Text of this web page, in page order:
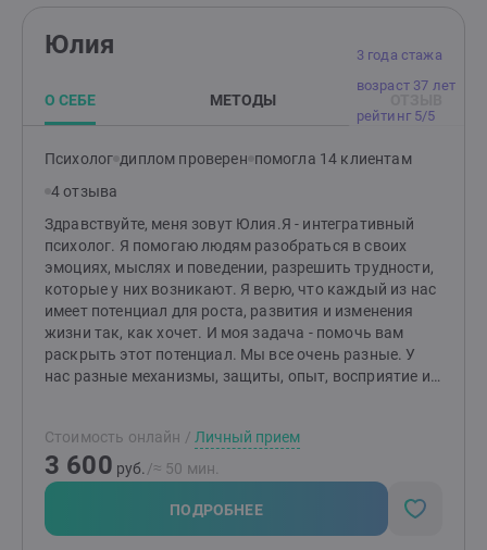
и групповой) терапии. Более 120 часов супервизий
и интервизий. Есть ситуации, в которых помощь
и поддержка нужны прямо сейчас, независимо
от праздников, даты календаря и времени суток. Моя
себя.Консультирую русскоязычных с разных стран
Работаю как в очном режиме, так и с видео связью
в разных мессенджерах: WhatsApp, Zoom, Skype,
Telegram.
3 года стажа
возраст 37 лет
рейтинг 5/5
Юлия
О СЕБЕ МЕТОДЫ
Психолог диплом проверен помогла 14 клиентам
4 отзыва
Здравствуйте, меня зовут Юлия.Я - интегративный
психолог. Я помогаю людям разобраться в своих
эмоциях, мыслях и поведении, разрешить трудности,
которые у них возникают. Я верю, что каждый из нас
имеет потенциал для роста, развития и изменения
жизни так, как хочет. И моя задача - помочь вам
раскрыть этот потенциал. Мы все очень разные. У
нас разные механизмы, защиты, опыт, восприятие и
главное понять, как этим пользоваться
результативно для себя. Если вы хотите разобраться
в себе и своей жизни, изменить ее к лучшему -
cвяжитесь со мной, и мы вместе найдем решение для
ваших потребностей. Буду рада поделиться с вами
Стоимость онлайн / Личный прием
3 600 руб. /≈ 50 мин.
ПОДРОБНЕЕ